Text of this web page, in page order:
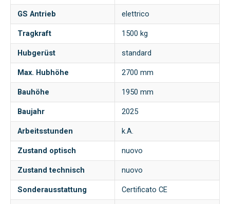
GS Antrieb elettrico
Tragkraft 1500 kg
Hubgerüst standard
Max. Hubhöhe 2700 mm
Bauhöhe 1950 mm
Baujahr 2025
Arbeitsstunden k.A.
Zustand optisch nuovo
Zustand technisch nuovo
Sonderausstattung Certificato CE